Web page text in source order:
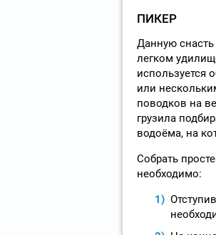
ПИКЕР
Данную
легком
используется
или
поводков на
грузила
водоёма, на
Собрать
необходимо: